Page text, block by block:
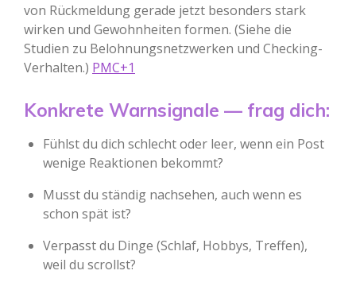
von Rückmeldung gerade jetzt besonders stark
wirken und Gewohnheiten formen. (Siehe die
Studien zu Belohnungsnetzwerken und Checking-
Verhalten.) PMC+1
Konkrete Warnsignale — frag dich:
Fühlst du dich schlecht oder leer, wenn ein Post
wenige Reaktionen bekommt?
Musst du ständig nachsehen, auch wenn es
schon spät ist?
Verpasst du Dinge (Schlaf, Hobbys, Treffen),
weil du scrollst?